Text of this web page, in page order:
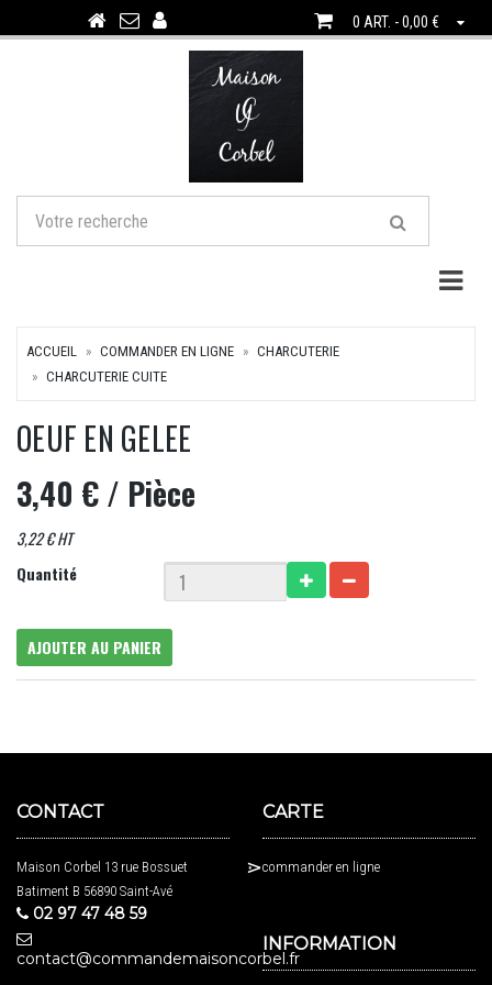
0 ART. - 0,00 €
ACCUEIL COMMANDER EN LIGNE
CHARCUTERIE
CHARCUTERIE CUITE
OEUF EN GELEE
3,40 €/ Pièce
3,22 € HT
Quantité
AJOUTER AU PANIER
CONTACT
Maison Corbel 13 rue Bossuet
Batiment B 56890 Saint-Avé
02 97 47 48 59
contact@commandemaisoncorbel.fr
CARTE
commander en ligne
INFORMATION